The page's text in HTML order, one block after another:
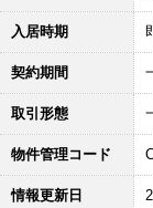
入居時期
契約期間
取引形態
物件管理コード
情報更新日